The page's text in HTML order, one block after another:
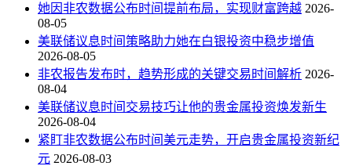
她因非农数据公布时间提前布局，实现财富跨越 2026-
08-05
美联储议息时间策略助力她在白银投资中稳步增值
2026-08-05
非农报告发布时，趋势形成的关键交易时间解析 2026-
08-04
美联储议息时间交易技巧让他的贵金属投资焕发新生
2026-08-04
紧盯非农数据公布时间美元走势，开启贵金属投资新纪
元 2026-08-03